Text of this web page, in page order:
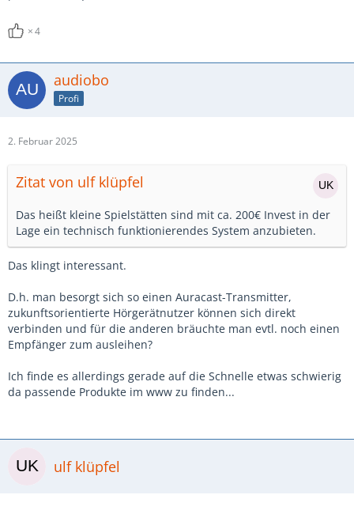
4
audiobo
Profi
2. Februar 2025
Zitat von ulf klüpfel
Das heißt kleine Spielstätten sind mit ca. 200€ Invest in der
Lage ein technisch funktionierendes System anzubieten.
Das klingt interessant.
D.h. man besorgt sich so einen Auracast-Transmitter,
zukunftsorientierte Hörgerätnutzer können sich direkt
verbinden und für die anderen bräuchte man evtl. noch einen
Empfänger zum ausleihen?
Ich finde es allerdings gerade auf die Schnelle etwas schwierig
da passende Produkte im www zu finden...
ulf klüpfel